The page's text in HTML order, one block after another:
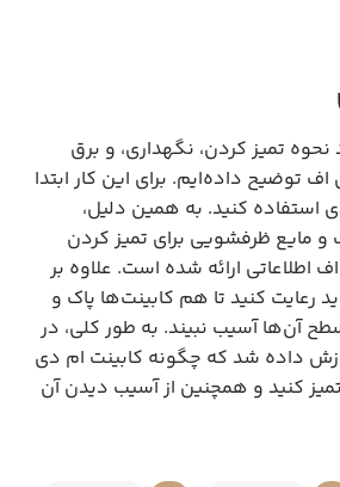
نحوه تمیز کردن، نگهداری، و برق
توضیح داده‌ایم. برای این کار ابتدا
استفاده کنید. به همین دلیل،
و مایع ظرفشویی برای تمیز کردن
اطلاعاتی ارائه شده است. علاوه بر
رعایت کنید تا هم کابینت‌ها پاک و
آن‌ها آسیب نبیند. به طور کلی، در
داده شد که چگونه کابینت ام دی
کنید و همچنین از آسیب دیدن آن